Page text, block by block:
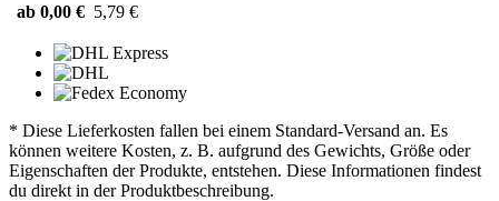
ab 0,00 € 5,79 €
* Diese Lieferkosten fallen bei einem Standard-Versand an. Es
können weitere Kosten, z. B. aufgrund des Gewichts, Größe oder
Eigenschaften der Produkte, entstehen. Diese Informationen findest
du direkt in der Produktbeschreibung.